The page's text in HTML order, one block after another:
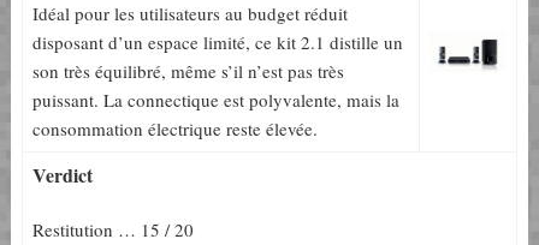
Idéal pour les utilisateurs au budget réduit
disposant d’un espace limité, ce kit 2.1 distille un
son très équilibré, même s’il n’est pas très
puissant. La connectique est polyvalente, mais la
consommation électrique reste élevée.
Verdict
Restitution … 15 / 20